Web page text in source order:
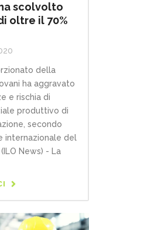
scolvolto
oltre il 70%
della
ha aggravato
e rischia di
produttivo di
secondo
internazionale del
News) - La